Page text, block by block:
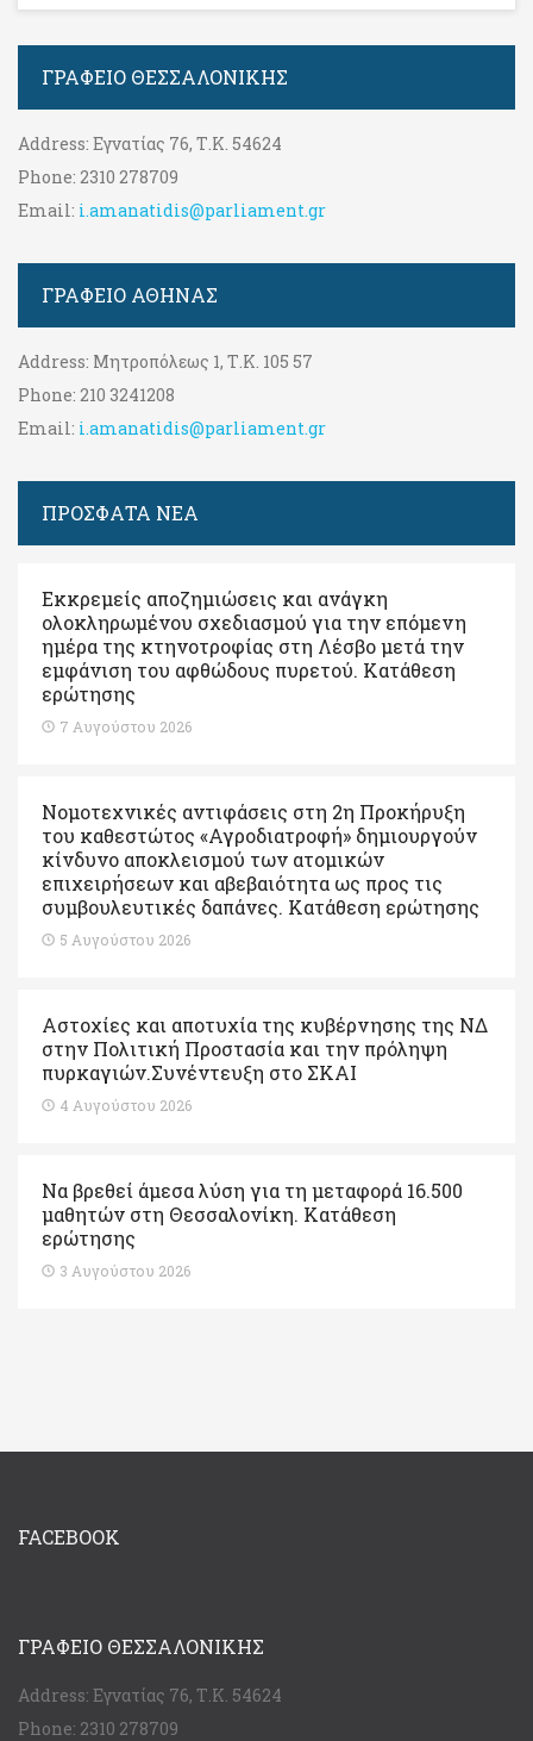
ΓΡΑΦΕΊΟ ΘΕΣΣΑΛΟΝΊΚΗΣ
Address: Εγνατίας 76, Τ.Κ. 54624
Phone: 2310 278709
Email: i.amanatidis@parliament.gr
ΓΡΑΦΕΊΟ ΑΘΉΝΑΣ
Address: Μητροπόλεως 1, Τ.Κ. 105 57
Phone: 210 3241208
Email: i.amanatidis@parliament.gr
ΠΡΟΣΦΑΤΑ ΝΕΑ
Εκκρεμείς αποζημιώσεις και ανάγκη
ολοκληρωμένου σχεδιασμού για την επόμενη
ημέρα της κτηνοτροφίας στη Λέσβο μετά την
εμφάνιση του αφθώδους πυρετού. Kατάθεση
ερώτησης
7 Αυγούστου 2026
Νομοτεχνικές αντιφάσεις στη 2η Προκήρυξη
του καθεστώτος «Αγροδιατροφή» δημιουργούν
κίνδυνο αποκλεισμού των ατομικών
επιχειρήσεων και αβεβαιότητα ως προς τις
συμβουλευτικές δαπάνες. Κατάθεση ερώτησης
5 Αυγούστου 2026
Αστοχίες και αποτυχία της κυβέρνησης της ΝΔ
στην Πολιτική Προστασία και την πρόληψη
πυρκαγιών.Συνέντευξη στο ΣΚΑΙ
4 Αυγούστου 2026
Να βρεθεί άμεσα λύση για τη μεταφορά 16.500
μαθητών στη Θεσσαλονίκη. Κατάθεση
ερώτησης
3 Αυγούστου 2026
FACEBOOK
ΓΡΑΦΕΊΟ ΘΕΣΣΑΛΟΝΊΚΗΣ
Address: Εγνατίας 76, Τ.Κ. 54624
Phone: 2310 278709